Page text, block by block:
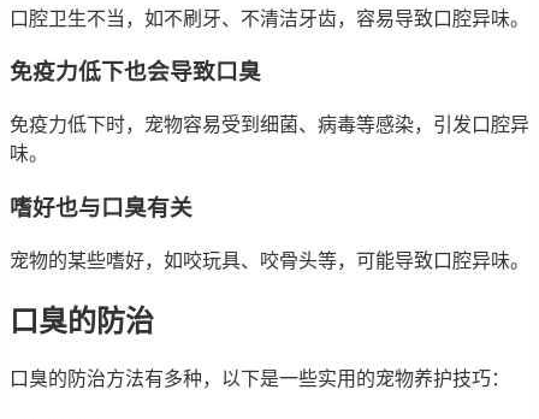
口腔卫生不当，如不刷牙、不清洁牙齿，容易导致口腔异味。
免疫力低下也会导致口臭
免疫力低下时，宠物容易受到细菌、病毒等感染，引发口腔异
味。
嗜好也与口臭有关
宠物的某些嗜好，如咬玩具、咬骨头等，可能导致口腔异味。
口臭的防治
口臭的防治方法有多种，以下是一些实用的宠物养护技巧：